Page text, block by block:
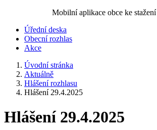
Mobilní aplikace obce ke stažení
Úřední deska
Obecní rozhlas
Akce
Úvodní stránka
Aktuálně
Hlášení rozhlasu
Hlášení 29.4.2025
Hlášení 29.4.2025